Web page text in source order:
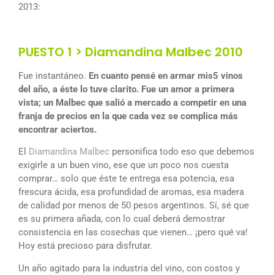
2013:
PUESTO 1 > Diamandina Malbec 2010
Fue instantáneo. En cuanto pensé en armar mis5 vinos
del año, a éste lo tuve clarito. Fue un amor a primera
vista; un Malbec que salió a mercado a competir en una
franja de precios en la que cada vez se complica más
encontrar aciertos.
El Diamandina Malbec personifica todo eso que debemos
exigirle a un buen vino, ese que un poco nos cuesta
comprar… solo que éste te entrega esa potencia, esa
frescura ácida, esa profundidad de aromas, esa madera
de calidad por menos de 50 pesos argentinos. Sí, sé que
es su primera añada, con lo cual deberá demostrar
consistencia en las cosechas que vienen… ¡pero qué va!
Hoy está precioso para disfrutar.
Un año agitado para la industria del vino, con costos y